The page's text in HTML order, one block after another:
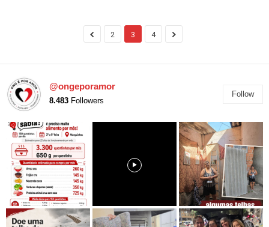
2 3 4
@ongeporamor
8.483 Followers
Follow